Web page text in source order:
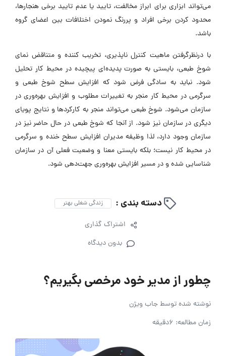
می‌تواند ابزاری برای ابراز مخالفت، تایید یا عدم تایید برخی هنجارها،
محدود کردن برخی افراد و پررنگ نمودن اختلافات بین اعضای گروه
باشد.
با درنظرگرفتن ماهیت کنترل ناپذیری، تخریب کننده و متناقض نمای
شوخ طبعی، بایستی به صورت پدیده‌ای پیچیده در محیط کار تحلیل
شود. نباید به سادگی فرض شود که افزایش سطح شوخ طبعی و
سرگرمی در محیط کار منجر به تغییرات مطلوب و افزایش بهره‌وری در
سازمان می‌شود. شوخ طبعی می‌تواند منجر به کارکردها و نتایج پویای
دیگری در سازمان نیز شود. از آنجا که شوخ طبعی در حال حاضر نیز در
سازمان وجود دارد، لذا وظیفه مدیران افزایش سطح خنده و سرگرمی
در محیط کار نیست؛ بلکه بایستی معنا و وضعیت فعلی آن در سازمان
شناسایی شده و در مسیر افزایش بهره‌وری جهت‌دهی شود.
دسته بندی : زندگی شغلی بهتر
اشتراک گذاری
بدون دیدگاه
چطور از مدیر خود مرخصی بگیریم؟
نوشته شده توسطجاب ویژن
زمان مطالعه: 6دقیقه